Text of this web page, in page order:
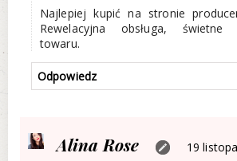
Najlepiej kupić na stronie
Rewelacyjna obsługa, świetne
towaru.
Odpowiedz
Alina Rose
19